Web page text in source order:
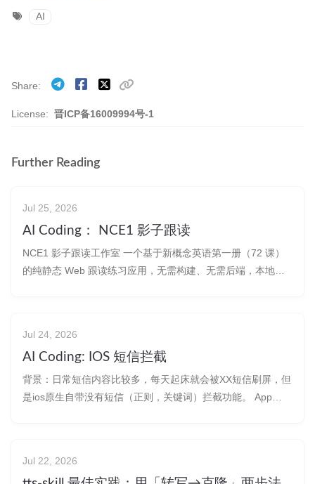
AI
License: 晋ICP备16009994号-1
Share
Further Reading
Jul 25, 2026
AI Coding： NCE1 影子跟读
NCE1 影子跟读工作室 一个基于新概念英语第一册（72 课）
的纯静态 Web 跟读练习应用，无需构建、无需后端，本地服
Jul 24, 2026
AI Coding: IOS 短信拦截
背景：日常短信内容比较多，每天起床就会被XX短信刷屏，但
是ios原生自带没有短信（正则，关键词）拦截功能。 App
起改
Jul 22, 2026